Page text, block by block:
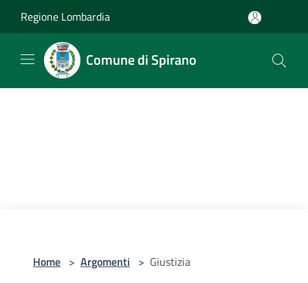
Regione Lombardia
Comune di Spirano
Home > Argomenti > Giustizia